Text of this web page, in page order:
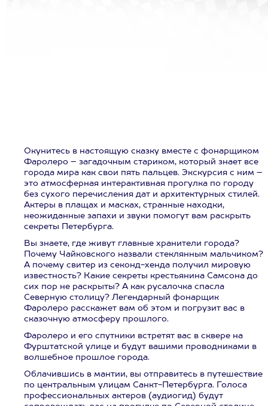
Окунитесь в настоящую сказку вместе с фонарщиком
Фаролеро – загадочным стариком, который знает все
города мира как свои пять пальцев. Экскурсия с ним –
это атмосферная интерактивная прогулка по городу
без сухого перечисления дат и архитектурных стилей.
Актеры в плащах и масках, странные находки,
неожиданные запахи и звуки помогут вам раскрыть
секреты Петербурга.
Вы знаете, где живут главные хранители города?
Почему Чайковского назвали стеклянным мальчиком?
А почему свитер из секонд-хенда получил мировую
известность? Какие секреты крестьянина Самсона до
сих пор не раскрыты? А как русалочка спасла
Северную столицу? Легендарный фонарщик
Фаролеро расскажет вам об этом и погрузит вас в
сказочную атмосферу прошлого.
Фаролеро и его спутники встретят вас в сквере на
Фурштатской улице и будут вашими проводниками в
волшебное прошлое города.
Облачившись в мантии, вы отправитесь в путешествие
по центральным улицам Санкт-Петербурга. Голоса
профессиональных актеров (аудиогид) будут